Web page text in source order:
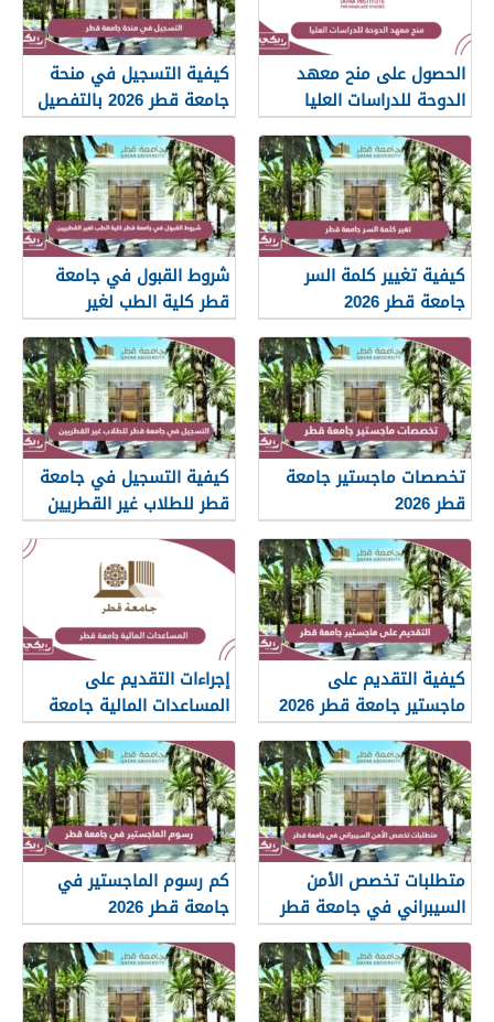
الحصول على منح معهد
الدوحة للدراسات العليا
2026
كيفية التسجيل في منحة
جامعة قطر 2026 بالتفصيل
كيفية تغيير كلمة السر
جامعة قطر 2026
شروط القبول في جامعة
قطر كلية الطب لغير
القطريين 2026
تخصصات ماجستير جامعة
قطر 2026
كيفية التسجيل في جامعة
قطر للطلاب غير القطريين
2026
كيفية التقديم على
ماجستير جامعة قطر 2026
إجراءات التقديم على
المساعدات المالية جامعة
قطر 2026
متطلبات تخصص الأمن
السيبراني في جامعة قطر
2026
كم رسوم الماجستير في
جامعة قطر 2026